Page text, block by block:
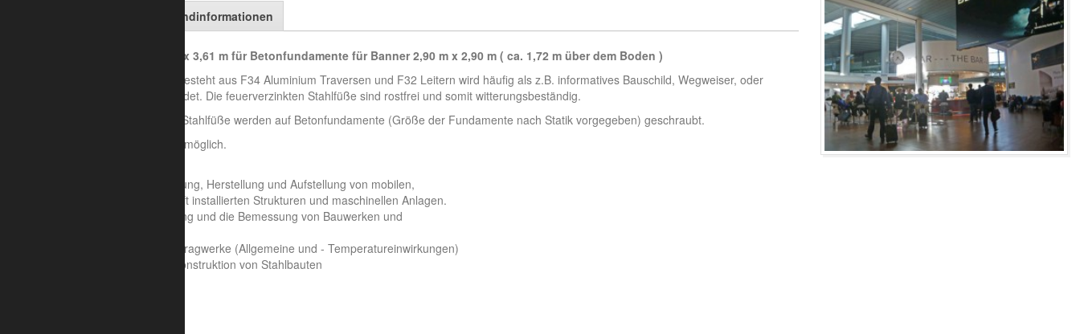
Versandinformationen
Outdoor Bannerrahmen 5,08 m x 3,61 m für Betonfundamente für Banner 2,90 m x 2,90 m ( ca. 1,72 m über dem Boden )
Unser Outdoor Banner-Rahmen besteht aus F34 Aluminium Traversen und F32 Leitern wird häufig als z.B. informatives Bauschild, Wegweiser, oder
Werbeschild für die Firma verwendet. Die feuerverzinkten Stahlfüße sind rostfrei und somit witterungsbeständig.
Die im Lieferumfang enthaltenen Stahlfüße werden auf Betonfundamente (Größe der Fundamente nach Statik vorgegeben) geschraubt.
Weitere Größen sind auf Anfrage möglich.
EN 13814 - Entwurf, Berechnung, Herstellung und Aufstellung von mobilen,
vorübergehend oder dauerhaft installierten Strukturen und maschinellen Anlagen.
EN 1999 - Entwurf, Berechnung und die Bemessung von Bauwerken und
EN 1991 - Einwirkungen auf Tragwerke (Allgemeine und - Temperatureinwirkungen)
EN 1993 - Bemessung und Konstruktion von Stahlbauten